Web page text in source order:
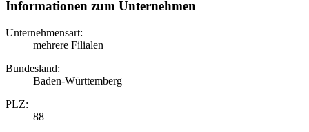
Informationen zum Unternehmen
Unternehmensart:
mehrere Filialen
Bundesland:
Baden-Württemberg
PLZ:
88